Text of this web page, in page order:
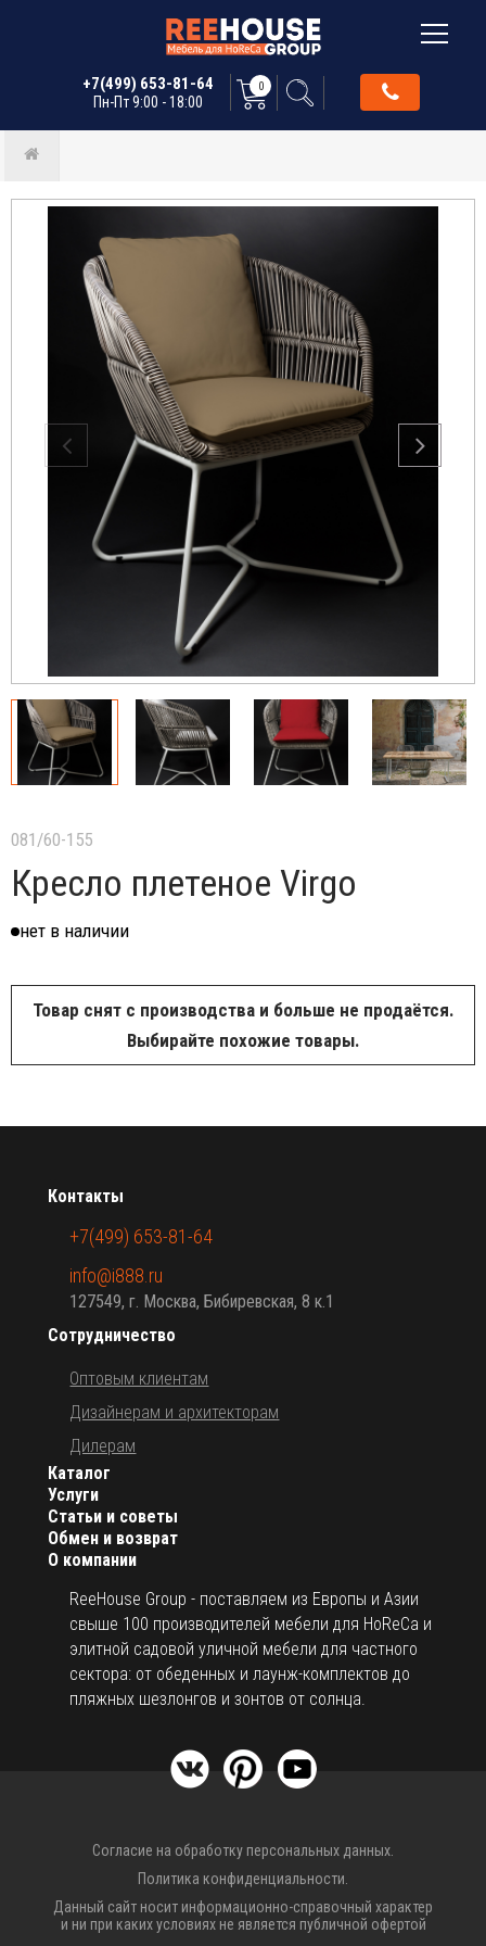
+7(499) 653-81-64
Пн-Пт 9:00 - 18:00
0
081/60-155
Кресло плетеное Virgo
нет в наличии
Товар снят с производства и больше не продаётся.
Выбирайте похожие товары.
О компании
ReeHouse Group - поставляем из Европы и Азии
свыше 100 производителей мебели для HoReCa и
элитной садовой уличной мебели для частного
сектора: от обеденных и лаунж-комплектов до
пляжных шезлонгов и зонтов от солнца.
Каталог
Услуги
Статьи и советы
Обмен и возврат
Сотрудничество
Оптовым клиентам
Дизайнерам и архитекторам
Дилерам
Контакты
+7(499) 653-81-64
info@i888.ru
127549, г. Москва, Бибиревская, 8 к.1
Согласие на обработку персональных данных.
Политика конфиденциальности.
Данный сайт носит информационно-справочный характер
и ни при каких условиях не является публичной офертой